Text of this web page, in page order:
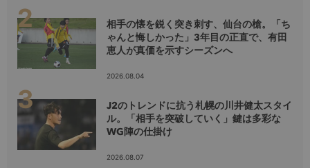
相手の懐を鋭く突き刺す、仙台の槍。「ち
ゃんと悔しかった」3年目の正直で、有田
恵人が真価を示すシーズンへ
2026.08.04
J2のトレンドに抗う札幌の川井健太スタイ
ル。「相手を突破していく」鍵は多彩な
WG陣の仕掛け
2026.08.07